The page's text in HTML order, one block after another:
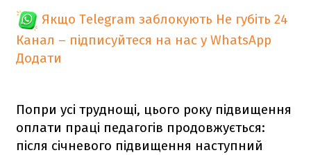
Якщо Telegram заблокують Не губіть 24
Канал – підписуйтеся на нас у WhatsApp
Додати
Попри усі труднощі, цього року підвищення
оплати праці педагогів продовжується:
після січневого підвищення наступний